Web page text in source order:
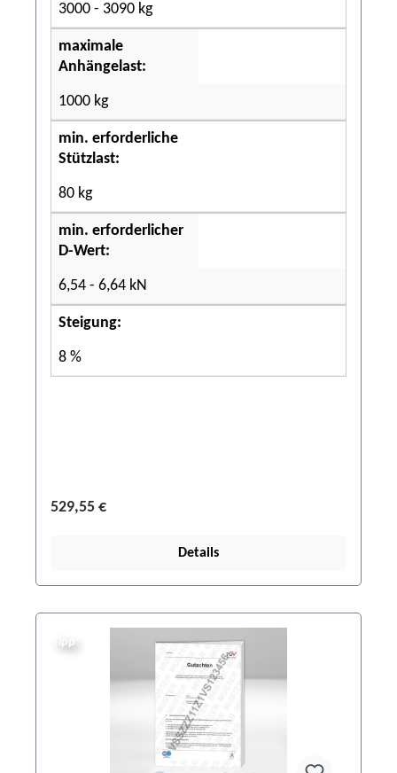
3000 - 3090 kg
maximale
Anhängelast:
1000 kg
min. erforderliche
Stützlast:
80 kg
min. erforderlicher
D-Wert:
6,54 - 6,64 kN
Steigung:
8 %
529,55 €
Details
Tipp